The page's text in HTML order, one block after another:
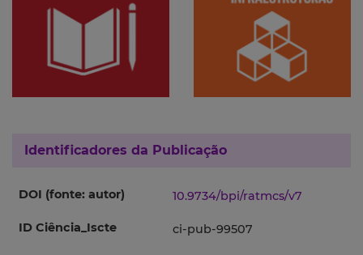
Identificadores da Publicação
DOI (fonte: autor) 10.9734/bpi/ratmcs/v7
ID Ciência_Iscte ci-pub-99507